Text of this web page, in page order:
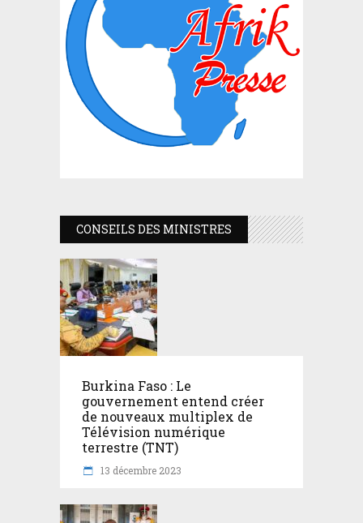
CONSEILS DES MINISTRES
Burkina Faso : Le
gouvernement entend créer
de nouveaux multiplex de
Télévision numérique
terrestre (TNT)
13 décembre 2023